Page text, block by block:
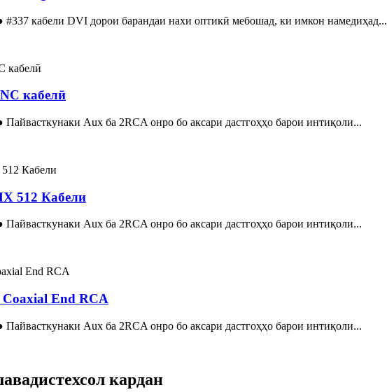
#337 кабели DVI дорои барандаи нахи оптикӣ мебошад, ки имкон намедиҳад...
кабелӣ
Пайвасткунаки Aux ба 2RCA онро бо аксари дастгоҳҳо барои интиқоли...
512 Кабели
Пайвасткунаки Aux ба 2RCA онро бо аксари дастгоҳҳо барои интиқоли...
End RCA
Пайвасткунаки Aux ба 2RCA онро бо аксари дастгоҳҳо барои интиқоли...
истехсол кардан